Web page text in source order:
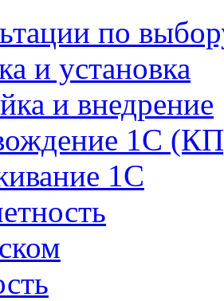
по
и установка
и внедрение
1С
1С